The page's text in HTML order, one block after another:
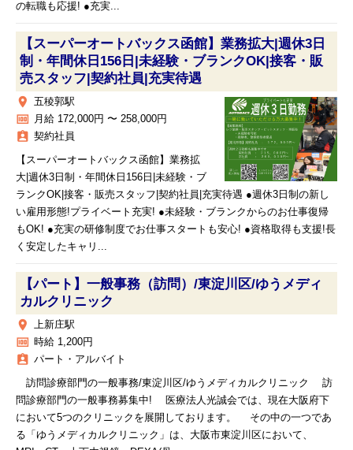
の転職も応援! ●充実...
【スーパーオートバックス函館】業務拡大|週休3日
制・年間休日156日|未経験・ブランクOK|接客・販
売スタッフ|契約社員|充実待遇
place 五稜郭駅
money 月給 172,000円 〜 258,000円
assignment_ind 契約社員
【スーパーオートバックス函館】業務拡
大|週休3日制・年間休日156日|未経験・ブ
ランクOK|接客・販売スタッフ|契約社員|充実待遇 ●週休3日制の新し
い雇用形態!プライベート充実! ●未経験・ブランクからのお仕事復帰
もOK! ●充実の研修制度でお仕事スタートも安心! ●資格取得も支援!長
く安定したキャリ...
【パート】一般事務（訪問）/東淀川区/ゆうメディ
カルクリニック
place 上新庄駅
money 時給 1,200円
assignment_ind パート・アルバイト
訪問診療部門の一般事務/東淀川区/ゆうメディカルクリニック 訪
問診療部門の一般事務募集中! 医療法人光誠会では、現在大阪府下
において5つのクリニックを展開しております。 その中の一つであ
る「ゆうメディカルクリニック」は、大阪市東淀川区において、